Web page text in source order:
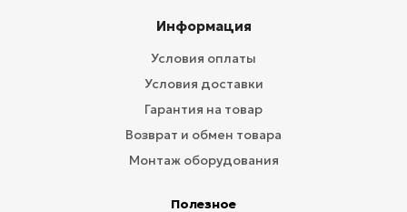
Информация
Условия оплаты
Условия доставки
Гарантия на товар
Возврат и обмен товара
Монтаж оборудования
Полезное